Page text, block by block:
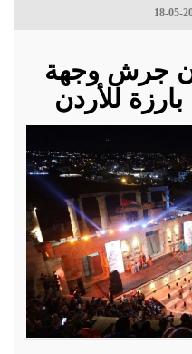
18-05-
جرش وجهة
للأردن